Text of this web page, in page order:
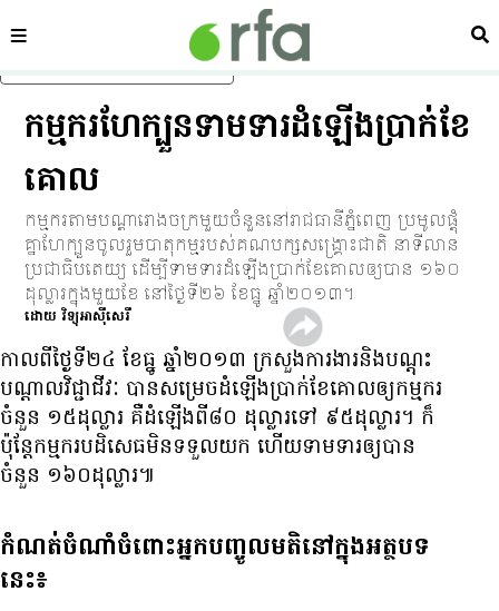
រំលងទៅមាតិកាចម្បង
ផ្នែក ស្វ
កម្មករ​ហែ​ក្បួន​ទាមទារ​ដំឡើង​ប្រាក់​ខែ​
គោល
កម្មករ​តាម​បណ្ដា​រោងចក្រ​មួយ​ចំនួន​នៅ​រាជធានី​ភ្នំពេញ ប្រមូល​ផ្ដុំ​
គ្នា​ហែ​ក្បួន​ចូល​រួម​បាតុកម្ម​របស់​គណបក្ស​សង្គ្រោះ​ជាតិ នា​ទីលាន​
ប្រជាធិបតេយ្យ ដើម្បី​ទាមទារ​ដំឡើង​ប្រាក់​ខែ​គោល​ឲ្យ​បាន ១៦០​
ដុល្លារ​ក្នុង​មួយ​ខែ នៅ​ថ្ងៃ​ទី​២៦ ខែ​ធ្នូ ឆ្នាំ​២០១៣។
ដោយ វិទ្យុ​អាស៊ីសេរី
កាល​ពី​ថ្ងៃ​ទី​២៤ ខែ​ធ្នូ ឆ្នាំ​២០១៣ ក្រសួង​ការងារ​និង​បណ្ដុះ
បណ្ដាល​វិជ្ជាជីវៈ បាន​សម្រេច​ដំឡើង​ប្រាក់​ខែ​គោល​ឲ្យ​កម្មករ​
ចំនួន ១៥​ដុល្លារ គឺ​ដំឡើង​ពី​៨០ ដុល្លារ​ទៅ ៩៥​ដុល្លារ។ ក៏
ប៉ុន្តែ​កម្មករ​បដិសេធ​មិន​ទទួល​យក ហើយ​ទាមទារ​ឲ្យ​បាន​
ចំនួន ១៦០​ដុល្លារ៕
កំណត់ចំណាំចំពោះអ្នកបញ្ចូលមតិនៅក្នុងអត្ថបទ
នេះ៖